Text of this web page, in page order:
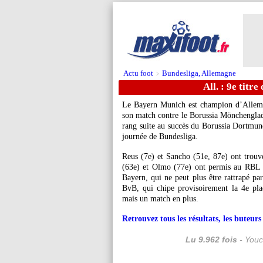
Actu foot > Bundesliga, Allemagne
All. : 9e titre
Le Bayern Munich est champion
son match contre le Borussia
rang suite au succès du Borussia
journée de Bundesliga.
Reus (7e) et Sancho (51e, 87e) ont
(63e) et Olmo (77e) ont permis au
Bayern, qui ne peut plus être rattrapé
BvB, qui chipe provisoirement la 4e
mais un match en plus.
Retrouvez tous les résultats, les
Lu 9.962 fois -